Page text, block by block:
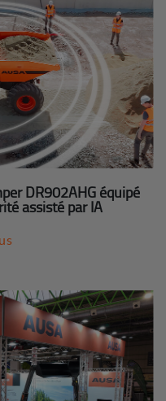
DR902AHG équipé
assisté par IA